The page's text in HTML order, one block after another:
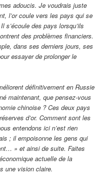
adoucis. Je voudrais juste
l’or coule vers les pays qui se
s’écoule des pays lorsqu’ils
des problèmes financiers.
dans ses derniers jours, ses
essayer de prolonger le
définitivement en Russie
maintenant, que pensez-vous
chinoise ? Ces deux pays
d’or. Comment sont les
entendons ici n’est rien
; il empoisonne les gens qui
» et ainsi de suite. Faites
actuelle de la
une vision claire.